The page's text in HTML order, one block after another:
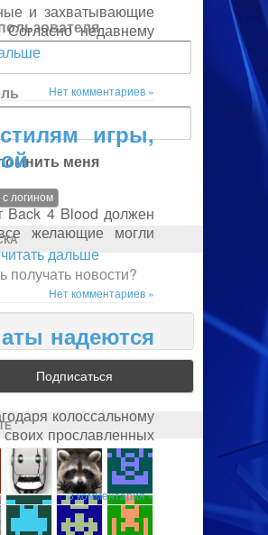
и захватывающие
Согласно недавнему
Нет комментариев »
игры,
Back 4 Blood должен
желающие могли
дальше
Нет комментариев »
надеются
колоссальному
прославленных
3 комментария »
меня
получать новости?